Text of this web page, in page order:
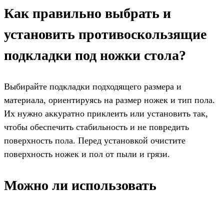
Как правильно выбрать и
установить противоскользящие
подкладки под ножки стола?
Выбирайте подкладки подходящего размера и
материала, ориентируясь на размер ножек и тип пола.
Их нужно аккуратно приклеить или установить так,
чтобы обеспечить стабильность и не повредить
поверхность пола. Перед установкой очистите
поверхность ножек и пол от пыли и грязи.
Можно ли использовать